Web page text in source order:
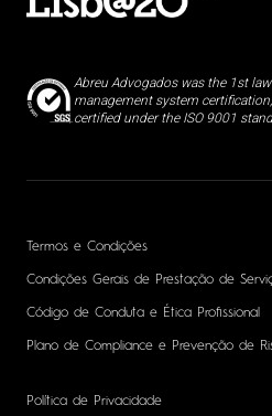
Abreu Advogados was the 1st
management system
certified under the ISO 9001
Termos e Condições
Condições Gerais de Prestação de
Código de Conduta e Ética Profissional
Plano de Compliance e Prevenção de
Política de Privacidade